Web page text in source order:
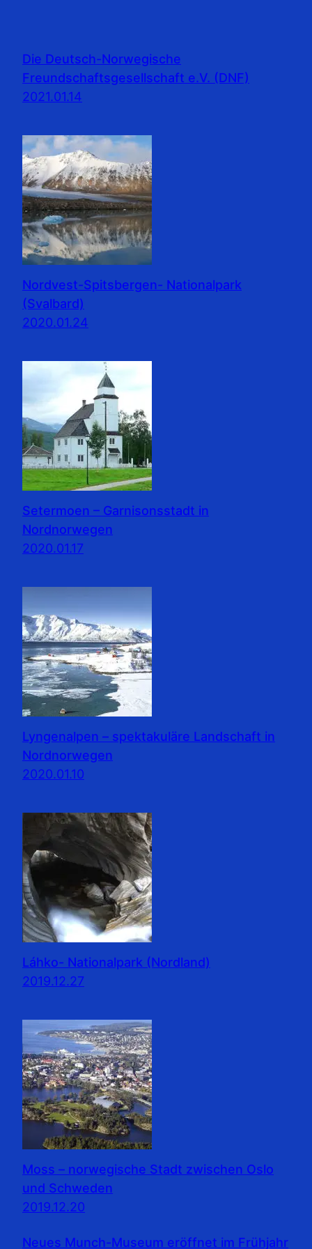
Die Deutsch-Norwegische
Freundschaftsgesellschaft e.V. (DNF)
2021.01.14
Nordvest-Spitsbergen- Nationalpark
(Svalbard)
2020.01.24
Setermoen – Garnisonsstadt in
Nordnorwegen
2020.01.17
Lyngenalpen – spektakuläre Landschaft in
Nordnorwegen
2020.01.10
Láhko- Nationalpark (Nordland)
2019.12.27
Moss – norwegische Stadt zwischen Oslo
und Schweden
2019.12.20
Neues Munch-Museum eröffnet im Frühjahr